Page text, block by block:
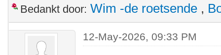
Bedankt door: Wim -de roetsende ,
12-May-2026, 09:33 PM